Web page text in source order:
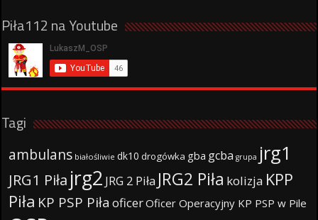
Piła112 na Youtube
Tagi
ambulans białośliwie dk10 drogówka gba gcba grupa jrg1
JRG1 Piła jrg2 JRG 2 Piła JRG2 Piła kolizja KPP
Piła KP PSP Piła oficerOficer Operacyjny KP PSP w Pile